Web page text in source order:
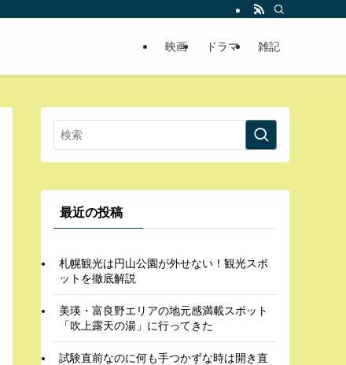
映画 ドラマ 雑記
最近の投稿
札幌観光は円山公園が外せない！観光スポ
ットを徹底解説
美瑛・富良野エリアの地元感満載スポット
「吹上露天の湯」に行ってきた
試験直前なのに何も手つかずな時は開き直